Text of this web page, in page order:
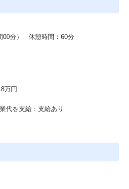
00分） 休憩時間：60分
万円
代を支給：支給あり